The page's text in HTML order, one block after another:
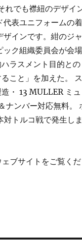
れでも襟紐のデザイ
代表ユニフォームの着
インです。紺のジャ
ック組織委員会が会場
ラスメント目的との
こと」を加えた。 ス
・ 13 MULLER ミュ
ナンバー対応無料。
トルコ戦で発生しま
ブサイトをご覧くだ